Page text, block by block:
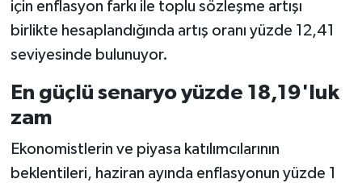
için enflasyon farkı ile toplu sözleşme artışı
birlikte hesaplandığında artış oranı yüzde 12,41
seviyesinde bulunuyor.
En güçlü senaryo yüzde 18,19'luk
zam
Ekonomistlerin ve piyasa katılımcılarının
beklentileri, haziran ayında enflasyonun yüzde 1